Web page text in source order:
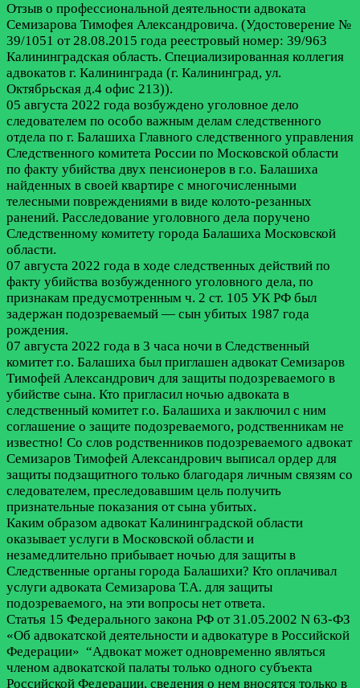
Отзыв о профессиональной деятельности адвоката
Семизарова Тимофея Александровича. (Удостоверение №
39/1051 от 28.08.2015 года реестровый номер: 39/963
Калининградская область. Специализированная коллегия
адвокатов г. Калининграда (г. Калининград, ул.
Октябрьская д.4 офис 213)).
05 августа 2022 года возбуждено уголовное дело
следователем по особо важным делам следственного
отдела по г. Балашиха Главного следственного управления
Следственного комитета России по Московской области
по факту убийства двух пенсионеров в г.о. Балашиха
найденных в своей квартире с многочисленными
телесными повреждениями в виде колото-резанных
ранений. Расследование уголовного дела поручено
Следственному комитету города Балашиха Московской
области.
07 августа 2022 года в ходе следственных действий по
факту убийства возбужденного уголовного дела, по
признакам предусмотренным ч. 2 ст. 105 УК РФ был
задержан подозреваемый — сын убитых 1987 года
рождения.
07 августа 2022 года в 3 часа ночи в Следственный
комитет г.о. Балашиха был приглашен адвокат Семизаров
Тимофей Александрович для защиты подозреваемого в
убийстве сына. Кто пригласил ночью адвоката в
следственный комитет г.о. Балашиха и заключил с ним
соглашение о защите подозреваемого, родственникам не
известно! Со слов родственников подозреваемого адвокат
Семизаров Тимофей Александрович выписал ордер для
защиты подзащитного только благодаря личным связям со
следователем, преследовавшим цель получить
признательные показания от сына убитых.
Каким образом адвокат Калининградской области
оказывает услуги в Московской области и
незамедлительно прибывает ночью для защиты в
Следственные органы города Балашихи? Кто оплачивал
услуги адвоката Семизарова Т.А. для защиты
подозреваемого, на эти вопросы нет ответа.
Статья 15 Федерального закона РФ от 31.05.2002 N 63-ФЗ
«Об адвокатской деятельности и адвокатуре в Российской
Федерации» “Адвокат может одновременно являться
членом адвокатской палаты только одного субъекта
Российской Федерации, сведения о нем вносятся только в